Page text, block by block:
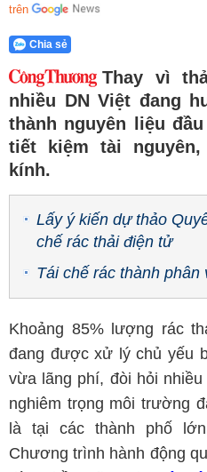
trên
Chia sẻ
Thay vì
nhiều DN Việt đang
thành nguyên liệu
tiết kiệm tài
kính.
Lấy ý kiến dự thảo
chế rác thải điện tử
Tái chế rác thành phân
Khoảng 85% lượng rác
đang được xử lý chủ yếu
vừa lãng phí, đòi hỏi
nghiêm trọng môi trường
là tại các thành phố
Chương trình hành động